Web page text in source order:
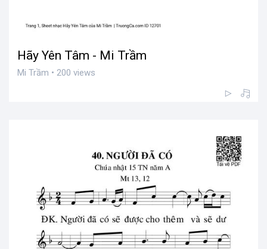
Hãy Yên Tâm - Mi Trầm
Mi Trầm • 200 views